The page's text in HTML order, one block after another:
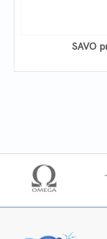
SAVO